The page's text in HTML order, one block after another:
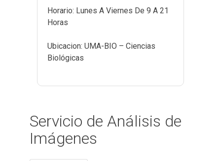
Horario: Lunes A Viernes De 9 A 21
Horas
Ubicacion: UMA-BIO – Ciencias
Biológicas
Servicio de Análisis de
Imágenes